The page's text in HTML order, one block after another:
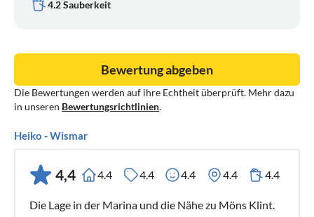
4.2 Sauberkeit
Die Bewertungen werden auf ihre Echtheit überprüft. Mehr dazu
in unseren Bewertungsrichtlinien.
Bewertung abgeben
Heiko - Wismar
4,4 4.4 4.4 4.4 4.4 4.4
Die Lage in der Marina und die Nähe zu Möns Klint.